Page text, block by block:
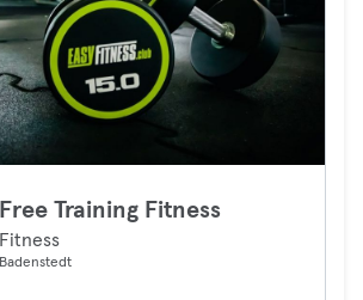
Free Training Fitness
Fitness
Badenstedt